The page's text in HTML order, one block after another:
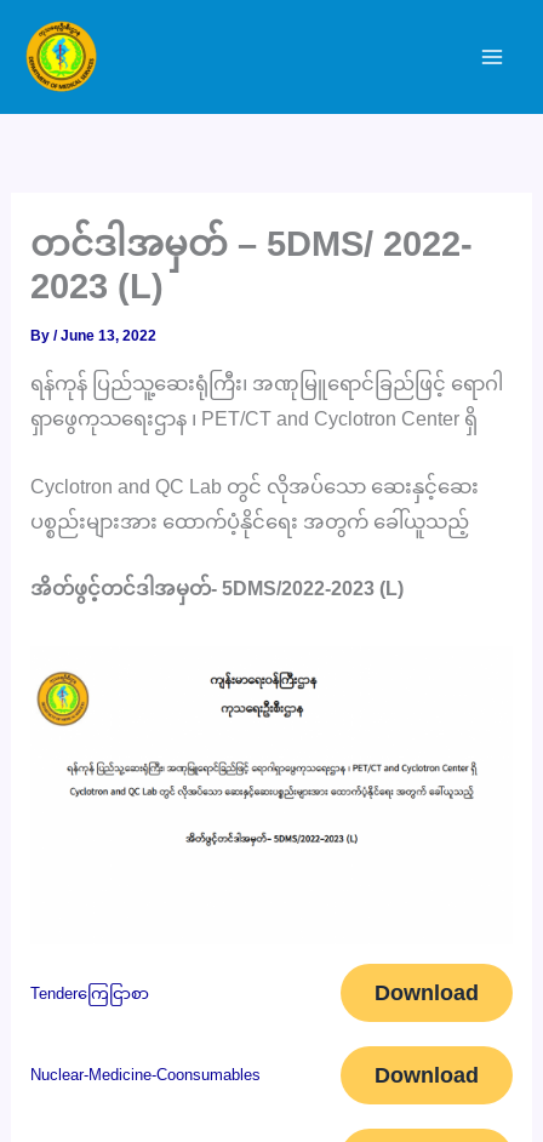
content
တင်ဒါအမှတ် – 5DMS/ 2022-
2023 (L)
By/June 13, 2022
ရန်ကုန် ပြည်သူ့ဆေးရုံကြီး၊ အဏုမြူရောင်ခြည်ဖြင့် ရောဂါ
ရှာဖွေကုသရေးဌာန ၊ PET/CT and Cyclotron Center ရှိ
Cyclotron and QC Lab တွင် လိုအပ်သော ဆေးနှင့်ဆေး
ပစ္စည်းများအား ထောက်ပံ့နိုင်ရေး အတွက် ခေါ်ယူသည့်
အိတ်ဖွင့်တင်ဒါအမှတ်- 5DMS/2022-2023 (L)
Tenderကြေငြာစာ Download
Nuclear-Medicine-Coonsumables Download